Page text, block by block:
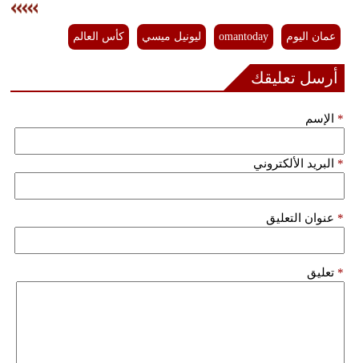
بيئة
سيارات
عمان اليوم omantoday ليونيل ميسي كأس العالم
أرسل تعليقك
الإسم *
البريد الألكتروني *
عنوان التعليق *
تعليق *